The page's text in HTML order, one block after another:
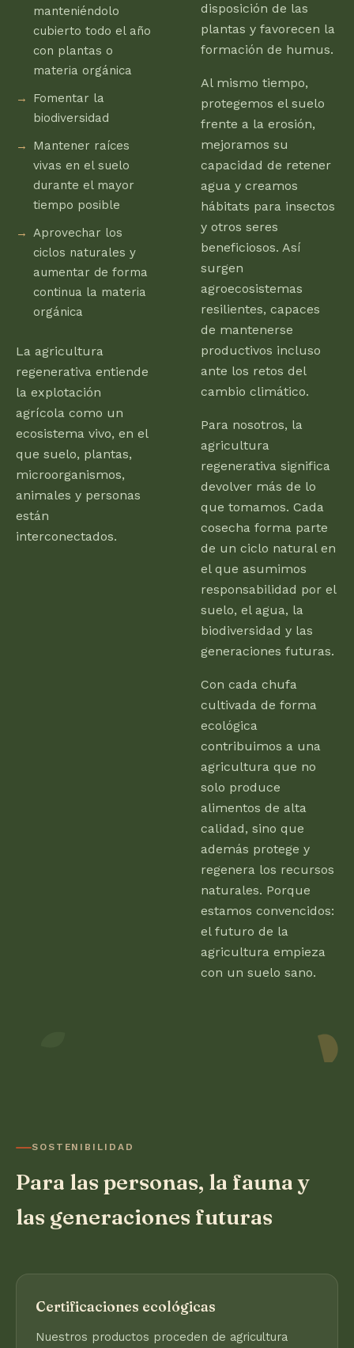
manteniéndolo
cubierto todo el año
con plantas o
materia orgánica
Fomentar la
biodiversidad
Mantener raíces
vivas en el suelo
durante el mayor
tiempo posible
Aprovechar los
ciclos naturales y
aumentar de forma
continua la materia
orgánica
La agricultura
regenerativa entiende
la explotación
agrícola como un
ecosistema vivo, en el
que suelo, plantas,
microorganismos,
animales y personas
están
interconectados.
disposición de las
plantas y favorecen la
formación de humus.
Al mismo tiempo,
protegemos el suelo
frente a la erosión,
mejoramos su
capacidad de retener
agua y creamos
hábitats para insectos
y otros seres
beneficiosos. Así
surgen
agroecosistemas
resilientes, capaces
de mantenerse
productivos incluso
ante los retos del
cambio climático.
Para nosotros, la
agricultura
regenerativa significa
devolver más de lo
que tomamos. Cada
cosecha forma parte
de un ciclo natural en
el que asumimos
responsabilidad por el
suelo, el agua, la
biodiversidad y las
generaciones futuras.
Con cada chufa
cultivada de forma
ecológica
contribuimos a una
agricultura que no
solo produce
alimentos de alta
calidad, sino que
además protege y
regenera los recursos
naturales. Porque
estamos convencidos:
el futuro de la
agricultura empieza
con un suelo sano.
SOSTENIBILIDAD
Para las personas, la fauna y
las generaciones futuras
Certificaciones ecológicas
Nuestros productos proceden de agricultura